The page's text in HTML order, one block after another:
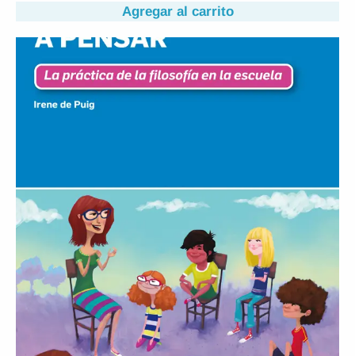
Agregar al carrito